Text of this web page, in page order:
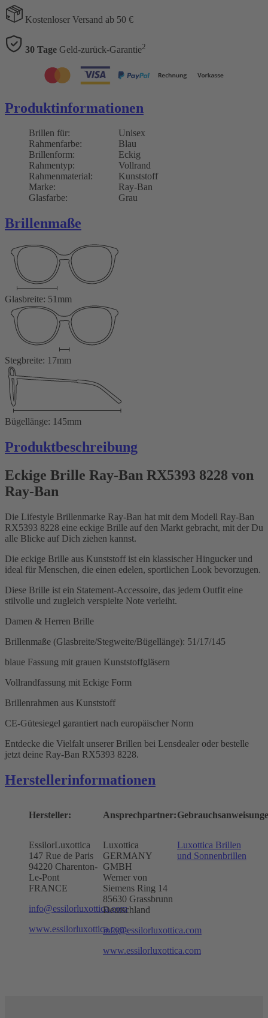
Kostenloser Versand ab 50 €
30 Tage Geld-zurück-Garantie2
Produktinformationen
Brillen für:
Unisex
Rahmenfarbe:
Blau
Brillenform:
Eckig
Rahmentyp:
Vollrand
Rahmenmaterial:
Kunststoff
Marke:
Ray-Ban
Glasfarbe:
Grau
Brillenmaße
Glasbreite: 51mm
Stegbreite: 17mm
Bügellänge: 145mm
Produktbeschreibung
Eckige Brille Ray-Ban RX5393 8228 von
Ray-Ban
Die Lifestyle Brillenmarke Ray-Ban hat mit dem Modell Ray-Ban
RX5393 8228 eine eckige Brille auf den Markt gebracht, mit der Du
alle Blicke auf Dich ziehen kannst.
Die eckige Brille aus Kunststoff ist ein klassischer Hingucker und
ideal für Menschen, die einen edelen, sportlichen Look bevorzugen.
Diese Brille ist ein Statement-Accessoire, das jedem Outfit eine
stilvolle und zugleich verspielte Note verleiht.
Damen & Herren Brille
Brillenmaße (Glasbreite/Stegweite/Bügellänge): 51/17/145
blaue Fassung mit grauen Kunststoffgläsern
Vollrandfassung mit Eckige Form
Brillenrahmen aus Kunststoff
CE-Gütesiegel garantiert nach europäischer Norm
Entdecke die Vielfalt unserer Brillen bei Lensdealer oder bestelle
jetzt deine Ray-Ban RX5393 8228.
Herstellerinformationen
Hersteller:
EssilorLuxottica
147 Rue de Paris
94220 Charenton-
Le-Pont
FRANCE
info@essilorluxottica.com
www.essilorluxottica.com
Ansprechpartner:
Luxottica
GERMANY
GMBH
Werner von
Siemens Ring 14
85630 Grassbrunn
Deutschland
info@essilorluxottica.com
www.essilorluxottica.com
Luxottica Brillen
und Sonnenbrillen